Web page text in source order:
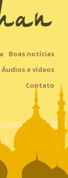
Boas notícias
Áudios e vídeos
Contato